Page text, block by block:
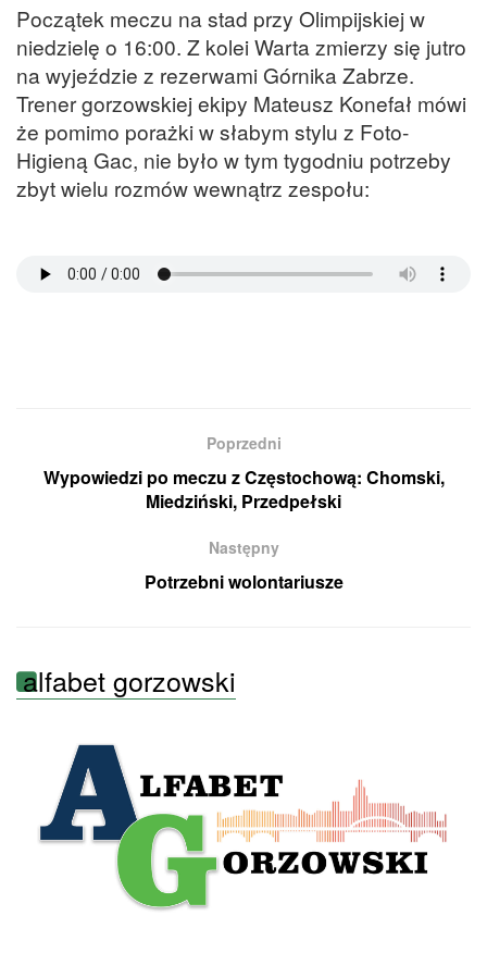
Początek meczu na stad przy Olimpijskiej w
niedzielę o 16:00. Z kolei Warta zmierzy się jutro
na wyjeździe z rezerwami Górnika Zabrze.
Trener gorzowskiej ekipy Mateusz Konefał mówi
że pomimo porażki w słabym stylu z Foto-
Higieną Gac, nie było w tym tygodniu potrzeby
zbyt wielu rozmów wewnątrz zespołu:
Poprzedni
Wypowiedzi po meczu z Częstochową: Chomski,
Miedziński, Przedpełski
Następny
Potrzebni wolontariusze
alfabet gorzowski